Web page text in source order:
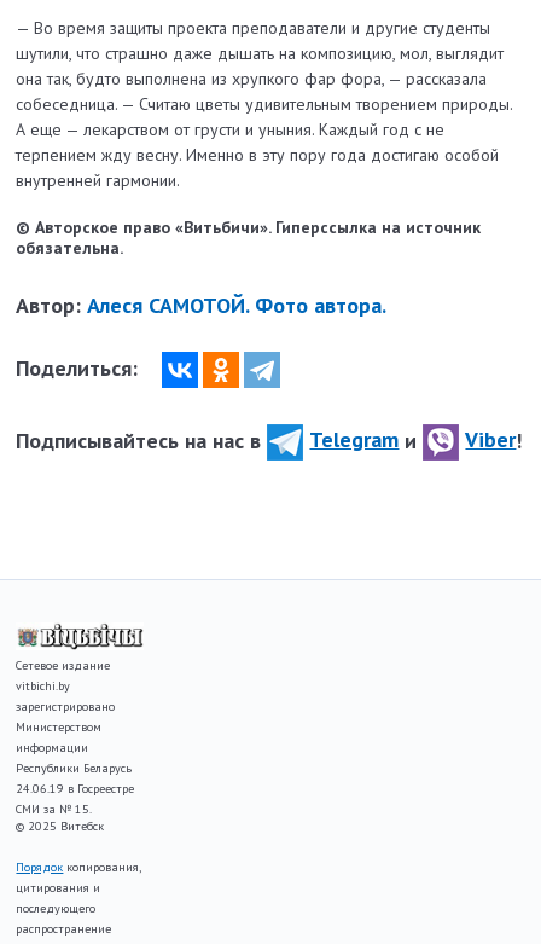
— Во время защиты проекта преподаватели и другие студенты
шутили, что страшно даже дышать на композицию, мол, выглядит
она так, будто выполнена из хрупкого фар фора, — рассказала
собеседница. — Считаю цветы удивительным творением природы.
А еще — лекарством от грусти и уныния. Каждый год с не
терпением жду весну. Именно в эту пору года достигаю особой
внутренней гармонии.
© Авторское право «Витьбичи». Гиперссылка на источник
обязательна.
Автор:Алеся САМОТОЙ. Фото автора.
Поделиться:
Подписывайтесь на нас в Telegram и Viber!
Сетевое издание
vitbichi.by
зарегистрировано
Министерством
информации
Республики Беларусь
24.06.19 в Госреестре
СМИ за № 15.
© 2025 Витебск
Порядок копирования,
цитирования и
последующего
распространение